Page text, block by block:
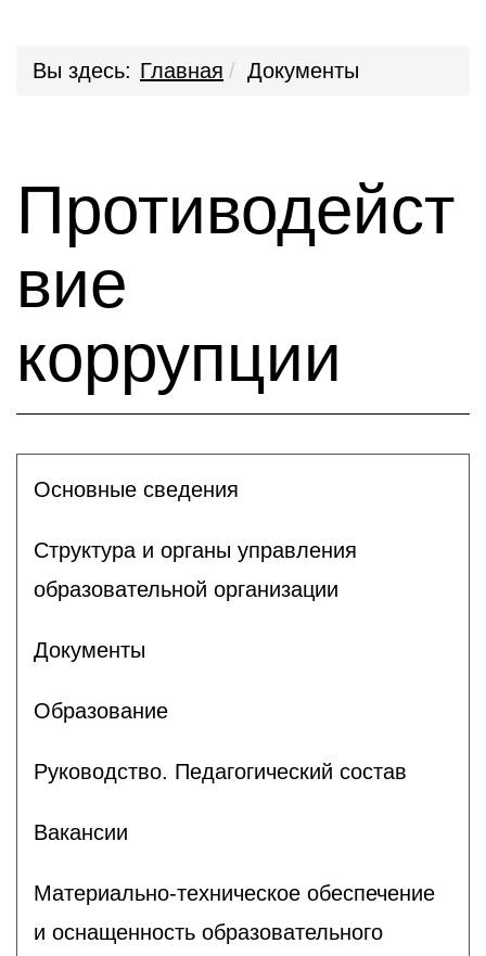
Вы здесь: Главная Документы
Противодейст
вие
коррупции
Основные сведения
Структура и органы управления
образовательной организации
Документы
Образование
Руководство. Педагогический состав
Вакансии
Материально-техническое обеспечение
и оснащенность образовательного